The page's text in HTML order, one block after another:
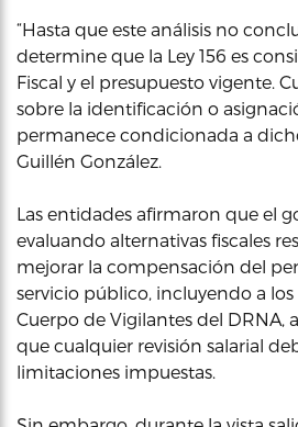
“Hasta que este análisis no
determine que la Ley 156 es
Fiscal y el presupuesto vigente.
sobre la identificación o
permanece condicionada a
Guillén González.
Las entidades afirmaron que el
evaluando alternativas fiscales
mejorar la compensación del
servicio público, incluyendo a
Cuerpo de Vigilantes del DRNA,
que cualquier revisión salarial
limitaciones impuestas.